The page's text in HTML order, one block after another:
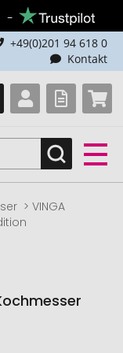
+49(0)201 94 618 0
Kontakt
VINGA